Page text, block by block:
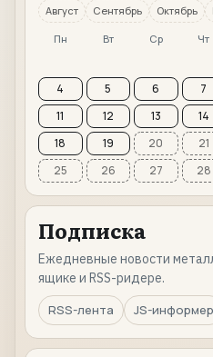
Август
Сентябрь Октябрь
Пн Вт Ср Чт
4
5 6 7
11
12 13 14
18
19 20 21
25
26 27 28
Подписка
Ежедневные новости
ящике и RSS-ридере.
RSS-лента
JS-информер